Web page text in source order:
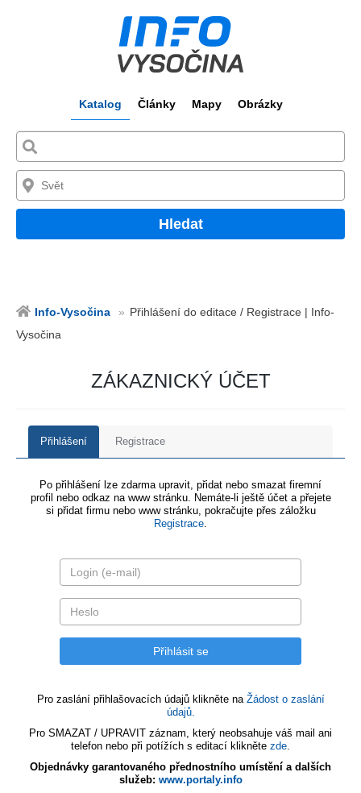
Katalog Články Mapy Obrázky
Hledat
Info-Vysočina
Přihlášení do editace / Registrace | Info-
Vysočina
ZÁKAZNICKÝ ÚČET
Přihlášení Registrace
Po přihlášení lze zdarma upravit, přidat nebo smazat firemní
profil nebo odkaz na www stránku. Nemáte-li ještě účet a přejete
si přidat firmu nebo www stránku, pokračujte přes záložku
Registrace.
Pro zaslání přihlašovacích údajů klikněte na Žádost o zaslání
údajů.
Pro SMAZAT / UPRAVIT záznam, který neobsahuje váš mail ani
telefon nebo při potížích s editací klikněte zde.
Objednávky garantovaného přednostního umístění a dalších
služeb: www.portaly.info